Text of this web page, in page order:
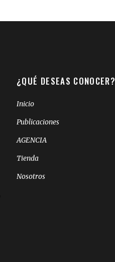
¿QUÉ DESEAS CONOCER?
Inicio
Publicaciones
AGENCIA
Tienda
Nosotros